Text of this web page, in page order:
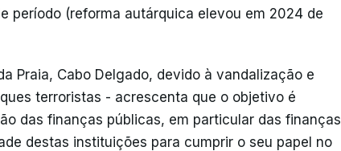
período (reforma autárquica elevou em 2024 de
Praia, Cabo Delgado, devido à vandalização e
terroristas - acrescenta que o objetivo é
das finanças públicas, em particular das finanças
destas instituições para cumprir o seu papel no